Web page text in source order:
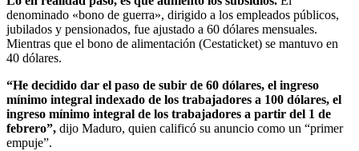
denominado «bono de guerra», dirigido a los empleados públicos,
jubilados y pensionados, fue ajustado a 60 dólares mensuales.
Mientras que el bono de alimentación (Cestaticket) se mantuvo en
40 dólares.
“He decidido dar el paso de subir de 60 dólares, el ingreso
mínimo integral indexado de los trabajadores a 100 dólares, el
ingreso mínimo integral de los trabajadores a partir del 1 de
febrero”, dijo Maduro, quien calificó su anuncio como un “primer
empuje”.